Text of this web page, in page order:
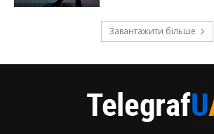
Завантажити більше